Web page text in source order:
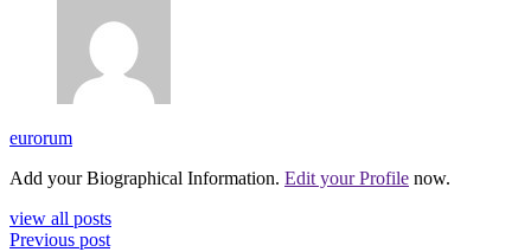
eurorum
Add your Biographical Information. Edit your Profile now.
view all posts
Previous post